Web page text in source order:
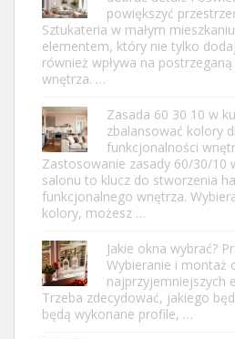
powiększyć
Sztukateria w małym
elementem, który nie tylko
również wpływa na
wnętrza. …
Zasada 60 30 10 w
zbalansować kolory
funkcjonalności
Zastosowanie zasady 60/30/10
salonu to klucz do stworzenia
funkcjonalnego wnętrza.
kolory, możesz …
Jakie okna wybrać?
Wybieranie i montaż
najprzyjemniejszych
Trzeba zdecydować, jakiego
będą wykonane profile, …